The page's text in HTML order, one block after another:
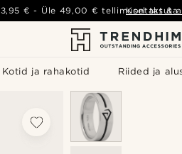
Kotid ja rahakotid Riided ja
3,95 € - Üle 49,00 € tellimusel tasuta
Kontakt &